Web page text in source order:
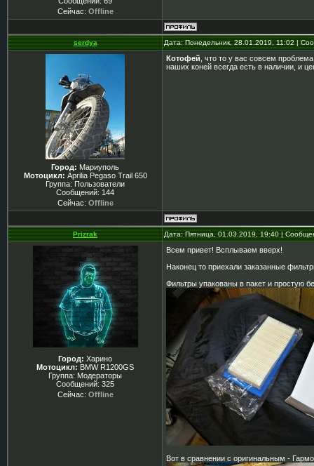
Сейчас: Offline
serdya Дата: Понедельник, 28.01.2019, 11:02 |
Город: Мариуполь
Мотоцикл: Aprilia Pegaso Trail 650
Группа: Пользователи
Сообщений: 144
Сейчас: Offline
Котофей , что то у вас совсем
наших коней всегда есть в наличии, и
Prizrak Дата: Пятница, 01.03.2019, 19:40 |
Город: Харино
Мотоцикл: BMW R1200GS
Группа: Модераторы
Сообщений: 325
Сейчас: Offline
Всем привет! Всплываем вверх!
Наконец то приехали заказанные
Фильтры упакованы в пакет и простую
Вот в сравнении с оригинальным -